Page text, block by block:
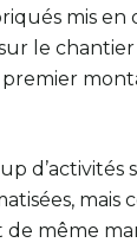
mis
le chantier
d’activités
mais
même